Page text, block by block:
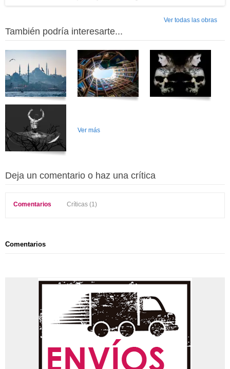
Ver todas las obras
También podría interesarte...
Ver más
Deja un comentario o haz una crítica
Comentarios Críticas (1)
Comentarios